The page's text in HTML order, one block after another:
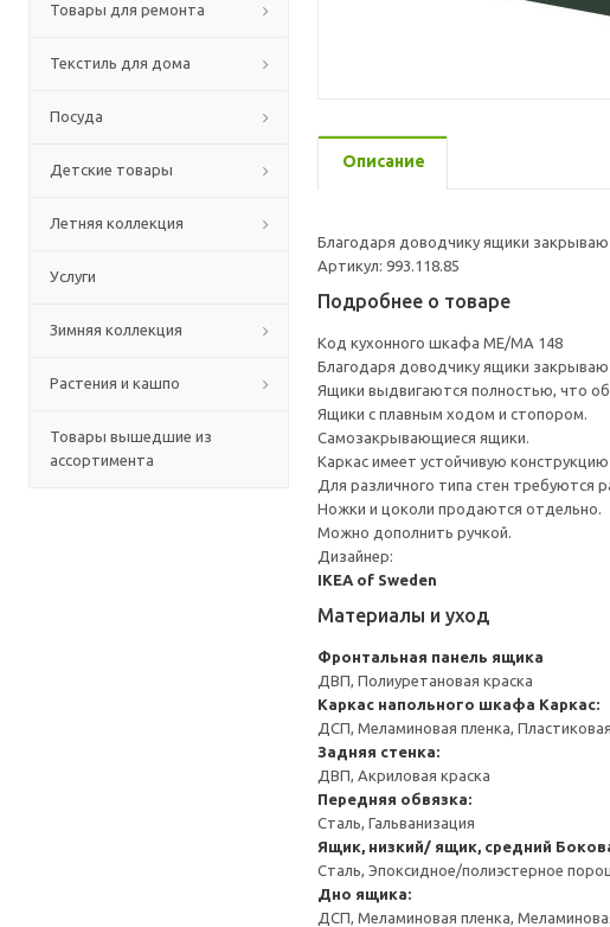
Товары для ремонта
Текстиль для дома
Посуда
Детские товары
Летняя коллекция
Услуги
Зимняя коллекция
Растения и кашпо
Товары вышедшие из
ассортимента
Описание
Благодаря доводчику ящики
Артикул: 993.118.85
Подробнее о товаре
Код кухонного шкафа ME/MA 148
Благодаря доводчику ящики
Ящики выдвигаются полностью, что
Ящики с плавным ходом и стопором.
Самозакрывающиеся ящики.
Каркас имеет устойчивую
Для различного типа стен требуются
Ножки и цоколи продаются отдельно.
Можно дополнить ручкой.
Дизайнер:
IKEA of Sweden
Материалы и уход
Фронтальная панель ящика
ДВП, Полиуретановая краска
Каркас напольного шкафа Каркас:
ДСП, Меламиновая пленка,
Задняя стенка:
ДВП, Акриловая краска
Передняя обвязка:
Сталь, Гальванизация
Ящик, низкий/ ящик, средний
Сталь, Эпоксидное/полиэстерное
Дно ящика:
ДСП, Меламиновая пленка,